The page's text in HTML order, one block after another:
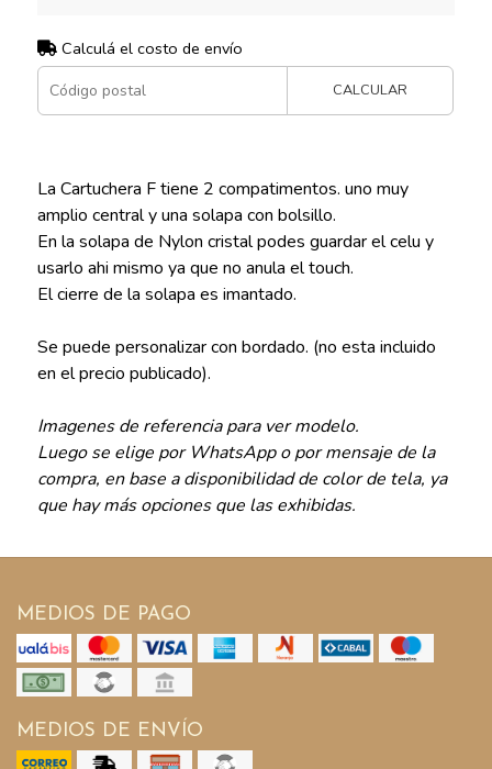
Calculá el costo de envío
CALCULAR
La Cartuchera F tiene 2 compatimentos. uno muy
amplio central y una solapa con bolsillo.
En la solapa de Nylon cristal podes guardar el celu y
usarlo ahi mismo ya que no anula el touch.
El cierre de la solapa es imantado.
Se puede personalizar con bordado. (no esta incluido
en el precio publicado).
Imagenes de referencia para ver modelo.
Luego se elige por WhatsApp o por mensaje de la
compra, en base a disponibilidad de color de tela, ya
que hay más opciones que las exhibidas.
MEDIOS DE PAGO
MEDIOS DE ENVÍO